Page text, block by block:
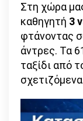
Στη χώρα
καθηγητή 3
φτάνοντας
άντρες. Τα
ταξίδι από